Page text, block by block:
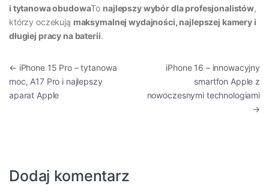
i tytanowa obudowaTo najlepszy wybór dla profesjonalistów,
którzy oczekują maksymalnej wydajności, najlepszej kamery i
długiej pracy na baterii.
Nawigacja wpisu
← iPhone 15 Pro – tytanowa
moc, A17 Pro i najlepszy
aparat Apple
iPhone 16 – innowacyjny
smartfon Apple z
nowoczesnymi technologiami
→
Dodaj komentarz